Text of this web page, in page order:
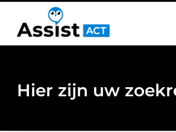
Hier zijn uw